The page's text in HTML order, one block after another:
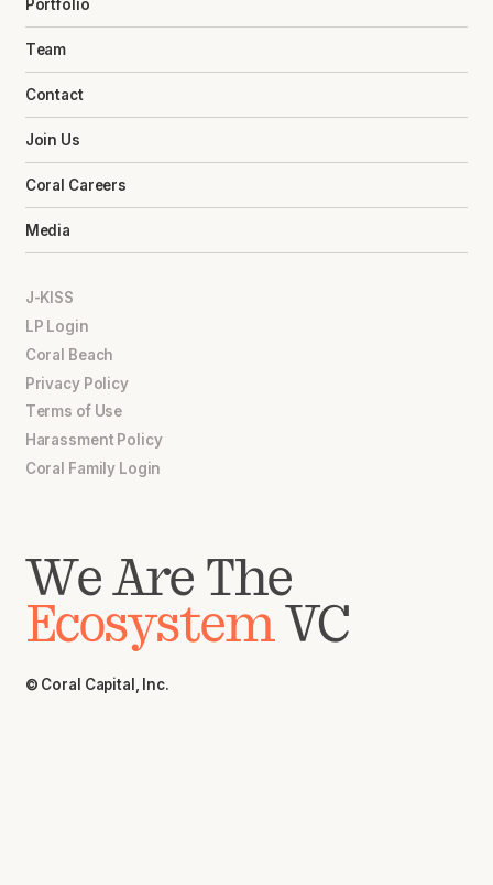
Portfolio
Team
Contact
Join Us
Coral Careers
Media
J-KISS
LP Login
Coral Beach
Privacy Policy
Terms of Use
Harassment Policy
Coral Family Login
We Are The
EcosystemVC
© Coral Capital, Inc.